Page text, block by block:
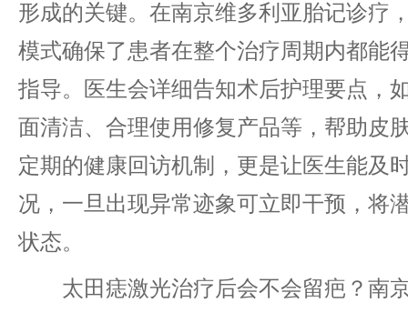
形成的关键。在南京维多利亚胎记诊疗
模式确保了患者在整个治疗周期内都能
指导。医生会详细告知术后护理要点，
面清洁、合理使用修复产品等，帮助皮
定期的健康回访机制，更是让医生能及
况，一旦出现异常迹象可立即干预，将
状态。
太田痣激光治疗后会不会留疤？南